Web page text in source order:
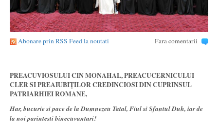
Abonare prin RSS Feed la noutati Fara comentarii
PREACUVIOSULUI CIN MONAHAL, PREACUCERNICULUI
CLER SI PREAIUBIŢILOR CREDINCIOSI DIN CUPRINSUL
PATRIARHIEI ROMANE,
Har, bucurie si pace de la Dumnezeu Tatal, Fiul si Sfantul Duh, iar de
la noi parintesti binecuvantari!